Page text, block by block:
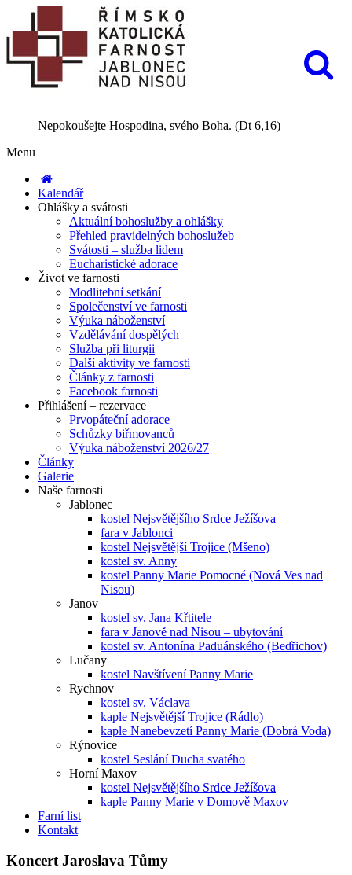
Nepokoušejte Hospodina, svého Boha. (Dt 6,16)
Menu
Kalendář
Ohlášky a svátosti
Aktuální bohoslužby a ohlášky
Přehled pravidelných bohoslužeb
Svátosti – služba lidem
Eucharistické adorace
Život ve farnosti
Modlitební setkání
Společenství ve farnosti
Výuka náboženství
Vzdělávání dospělých
Služba při liturgii
Další aktivity ve farnosti
Články z farnosti
Facebook farnosti
Přihlášení – rezervace
Prvopáteční adorace
Schůzky biřmovanců
Výuka náboženství 2026/27
Články
Galerie
Naše farnosti
Jablonec
kostel Nejsvětějšího Srdce Ježíšova
fara v Jablonci
kostel Nejsvětější Trojice (Mšeno)
kostel sv. Anny
kostel Panny Marie Pomocné (Nová Ves nad
Nisou)
Janov
kostel sv. Jana Křtitele
fara v Janově nad Nisou – ubytování
kostel sv. Antonína Paduánského (Bedřichov)
Lučany
kostel Navštívení Panny Marie
Rychnov
kostel sv. Václava
kaple Nejsvětější Trojice (Rádlo)
kaple Nanebevzetí Panny Marie (Dobrá Voda)
Rýnovice
kostel Seslání Ducha svatého
Horní Maxov
kostel Nejsvětějšího Srdce Ježíšova
kaple Panny Marie v Domově Maxov
Farní list
Kontakt
Koncert Jaroslava Tůmy